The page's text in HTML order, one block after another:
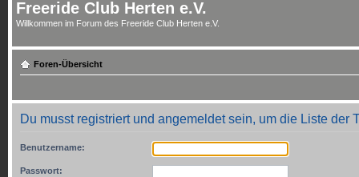
Freeride Club Herten e.V.
Willkommen im Forum des Freeride Club Herten e.V.
Foren-Übersicht
Du musst registriert und angemeldet sein, um die Liste der
Benutzername:
Passwort: